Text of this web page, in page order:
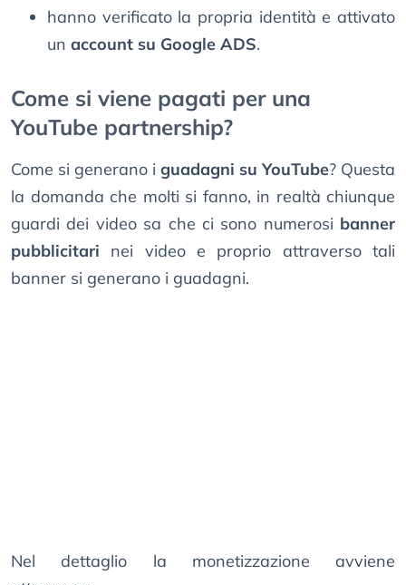
hanno verificato la propria identità e attivato
un account su Google ADS.
Come si viene pagati per una
YouTube partnership?
Come si generano i guadagni su YouTube? Questa
la domanda che molti si fanno, in realtà chiunque
guardi dei video sa che ci sono numerosi banner
pubblicitari nei video e proprio attraverso tali
banner si generano i guadagni.
Nel dettaglio la monetizzazione avviene